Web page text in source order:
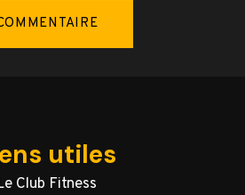
utiles
Club Fitness